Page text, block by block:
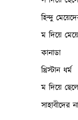
হিন্দু
ম দিয়ে
কানাডা
খ্রিস্টান ধর্ম
ম দিয়ে
সাহাবীদের